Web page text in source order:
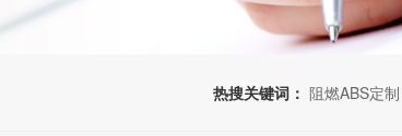
热搜关键词： 阻燃ABS定制